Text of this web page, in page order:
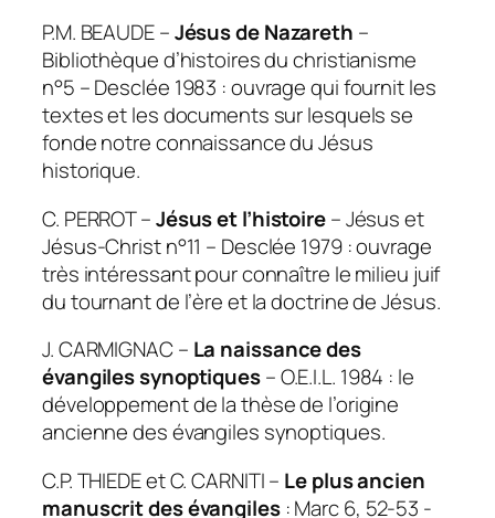
P.M. BEAUDE –Jésus de Nazareth –
Bibliothèque d’histoires du christianisme
n°5 – Desclée 1983 : ouvrage qui fournit les
textes et les documents sur lesquels se
fonde notre connaissance du Jésus
historique.
C. PERROT –Jésus et l’histoire– Jésus et
Jésus-Christ n°11 – Desclée 1979 : ouvrage
très intéressant pour connaître le milieu juif
du tournant de l’ère et la doctrine de Jésus.
J. CARMIGNAC – La naissance des
évangiles synoptiques– O.E.I.L. 1984 : le
développement de la thèse de l’origine
ancienne des évangiles synoptiques.
C.P. THIEDE et C. CARNITI – Le plus ancien
manuscrit des évangiles: Marc 6, 52-53 -